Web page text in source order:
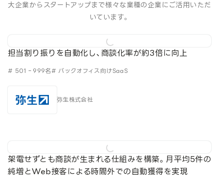
大企業からスタートアップまで様々な業種の企業にご活用いただ
いています。
担当割り振りを自動化し、商談化率が約3倍に向上
# 501‐999名# バックオフィス向けSaaS
弥生株式会社
架電せずとも商談が生まれる仕組みを構築。月平均5件の
純増とWeb接客による時間外での自動獲得を実現